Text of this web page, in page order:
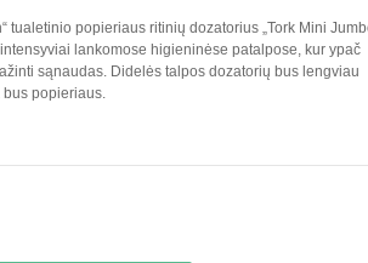
tualetinio popieriaus ritinių dozatorius „Tork Mini
lankomose higieninėse patalpose, kur ypač
sąnaudas. Didelės talpos dozatorių bus lengviau
popieriaus.